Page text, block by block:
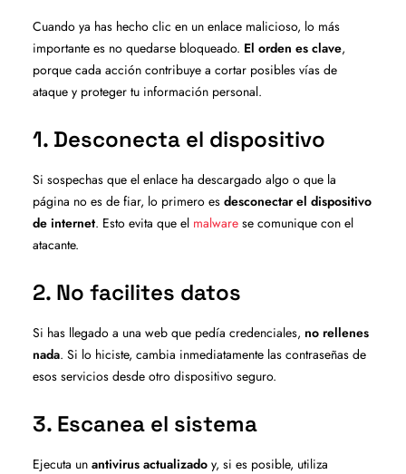
Cuando ya has hecho clic en un enlace malicioso, lo más
importante es no quedarse bloqueado. El orden es clave,
porque cada acción contribuye a cortar posibles vías de
ataque y proteger tu información personal.
1. Desconecta el dispositivo
Si sospechas que el enlace ha descargado algo o que la
página no es de fiar, lo primero es desconectar el dispositivo
de internet. Esto evita que el malware se comunique con el
atacante.
2. No facilites datos
Si has llegado a una web que pedía credenciales, no rellenes
nada. Si lo hiciste, cambia inmediatamente las contraseñas de
esos servicios desde otro dispositivo seguro.
3. Escanea el sistema
Ejecuta un antivirus actualizado y, si es posible, utiliza